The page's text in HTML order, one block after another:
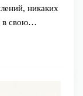
никаких
в свою…